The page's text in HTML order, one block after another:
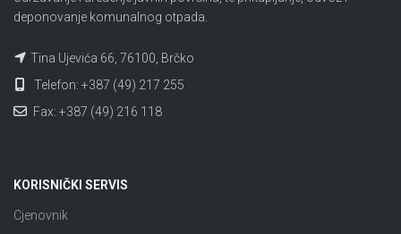
deponovanje komunalnog otpada.
Tina Ujevića 66, 76100, Brčko
Telefon: +387 (49) 217 255
Fax: +387 (49) 216 118
KORISNIČKI SERVIS
Cjenovnik